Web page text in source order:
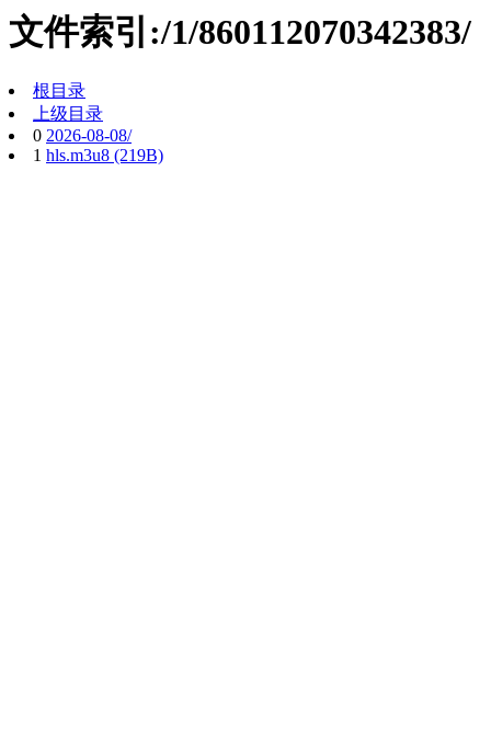
文件索引:/1/860112070342383/
根目录
上级目录
0 2026-08-08/
1 hls.m3u8 (219B)